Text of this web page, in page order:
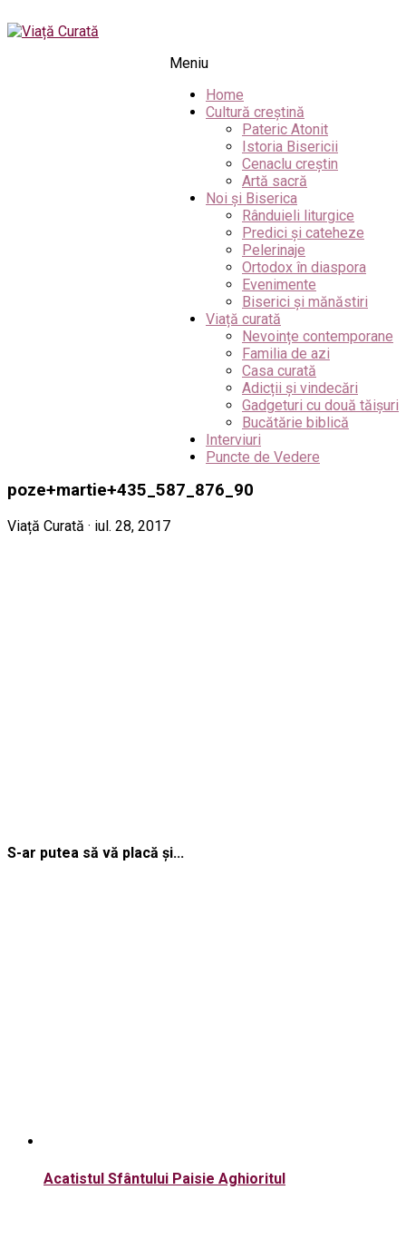
Meniu
Home
Cultură creștină
Pateric Atonit
Istoria Bisericii
Cenaclu creștin
Artă sacră
Noi și Biserica
Rânduieli liturgice
Predici și cateheze
Pelerinaje
Ortodox în diaspora
Evenimente
Biserici și mănăstiri
Viață curată
Nevoințe contemporane
Familia de azi
Casa curată
Adicții și vindecări
Gadgeturi cu două tăișuri
Bucătărie biblică
Interviuri
Puncte de Vedere
poze+martie+435_587_876_90
Viață Curată · iul. 28, 2017
S-ar putea să vă placă și...
Acatistul Sfântului Paisie Aghioritul